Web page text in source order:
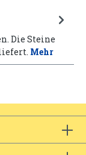
Die Steine
Mehr